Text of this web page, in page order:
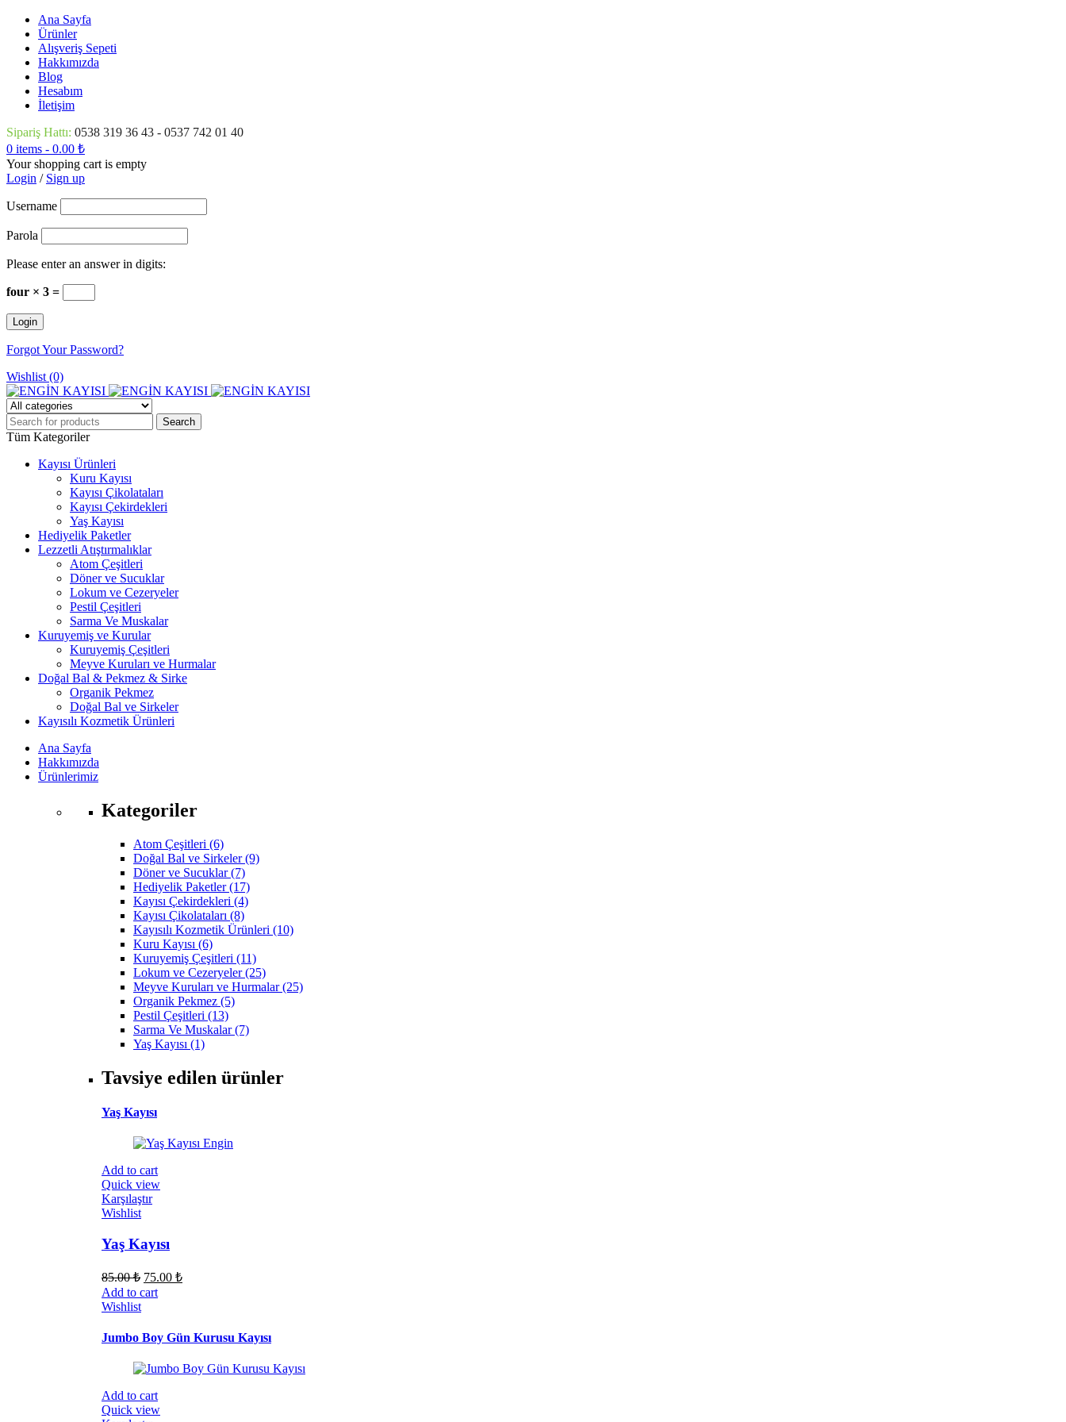
Ana Sayfa
Ürünler
Alışveriş Sepeti
Hakkımızda
Blog
Hesabım
İletişim
Sipariş Hattı: 0538 319 36 43 - 0537 742 01 40
0 items - 0.00 ₺
Your shopping cart is empty
Login / Sign up
Username
Parola
Please enter an answer in digits:
four × 3 =
Forgot Your Password?
Wishlist (0)
Tüm Kategoriler
Kayısı Ürünleri
Kuru Kayısı
Kayısı Çikolataları
Kayısı Çekirdekleri
Yaş Kayısı
Hediyelik Paketler
Lezzetli Atıştırmalıklar
Atom Çeşitleri
Döner ve Sucuklar
Lokum ve Cezeryeler
Pestil Çeşitleri
Sarma Ve Muskalar
Kuruyemiş ve Kurular
Kuruyemiş Çeşitleri
Meyve Kuruları ve Hurmalar
Doğal Bal & Pekmez & Sirke
Organik Pekmez
Doğal Bal ve Sirkeler
Kayısılı Kozmetik Ürünleri
Ana Sayfa
Hakkımızda
Ürünlerimiz
Kategoriler
Atom Çeşitleri (6)
Doğal Bal ve Sirkeler (9)
Döner ve Sucuklar (7)
Hediyelik Paketler (17)
Kayısı Çekirdekleri (4)
Kayısı Çikolataları (8)
Kayısılı Kozmetik Ürünleri (10)
Kuru Kayısı (6)
Kuruyemiş Çeşitleri (11)
Lokum ve Cezeryeler (25)
Meyve Kuruları ve Hurmalar (25)
Organik Pekmez (5)
Pestil Çeşitleri (13)
Sarma Ve Muskalar (7)
Yaş Kayısı (1)
Tavsiye edilen ürünler
Yaş Kayısı
Add to cart
Quick view
Karşılaştır
Wishlist
Yaş Kayısı
85.00₺ 75.00 ₺
Add to cart
Wishlist
Jumbo Boy Gün Kurusu Kayısı
Add to cart
Quick view